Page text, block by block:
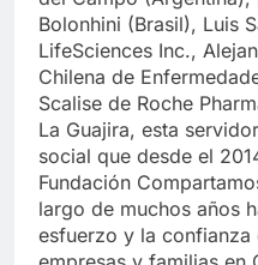
Bolonhini (Brasil), Luis
LifeSciences Inc.,
Chilena de
Scalise de Roche
La Guajira, esta
social que desde el
Fundación
largo de muchos años
esfuerzo y la confianza